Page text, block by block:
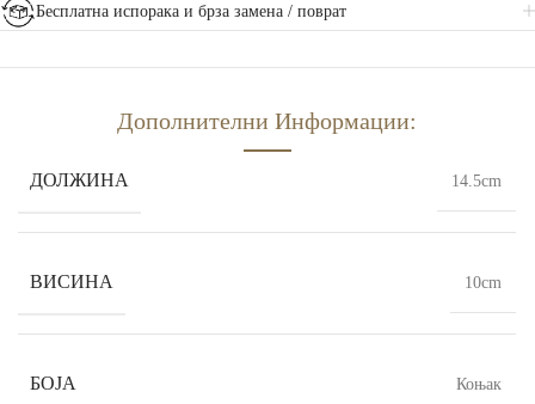
Бесплатна испорака и брза замена / поврат
Дополнителни Информации:
ДОЛЖИНА 14.5cm
ВИСИНА 10cm
БОЈА Коњак